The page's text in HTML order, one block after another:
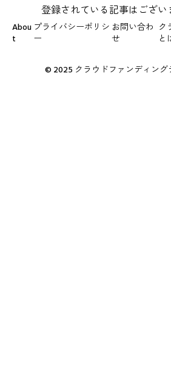
登録されている記事はござい
Abou
t
プライバシーポリシ
ー
お問い合わ
せ
ク
と
© 2025 クラウドファンディング